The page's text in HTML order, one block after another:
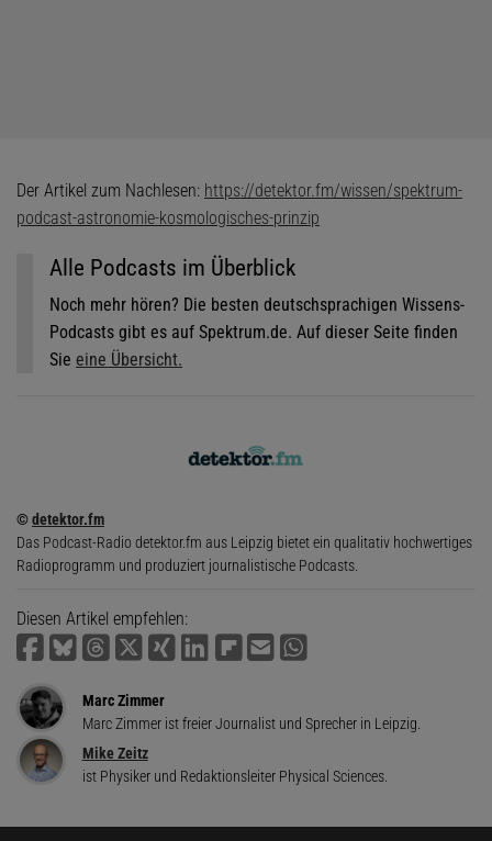
Der Artikel zum Nachlesen: https://detektor.fm/wissen/spektrum-
podcast-astronomie-kosmologisches-prinzip
Alle Podcasts im Überblick
Noch mehr hören? Die besten deutschsprachigen Wissens-
Podcasts gibt es auf Spektrum.de. Auf dieser Seite finden
Sie eine Übersicht.
©detektor.fm
Das Podcast-Radio detektor.fm aus Leipzig bietet ein qualitativ hochwertiges
Radioprogramm und produziert journalistische Podcasts.
Diesen Artikel empfehlen:
Marc Zimmer
Marc Zimmer ist freier Journalist und Sprecher in Leipzig.
Mike Zeitz
ist Physiker und Redaktionsleiter Physical Sciences.